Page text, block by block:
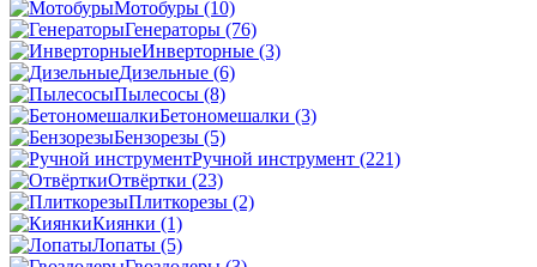
Мотобуры (10)
Генераторы (76)
Инверторные (3)
Дизельные (6)
Пылесосы (8)
Бетономешалки (3)
Бензорезы (5)
Ручной инструмент (221)
Отвёртки (23)
Плиткорезы (2)
Киянки (1)
Лопаты (5)